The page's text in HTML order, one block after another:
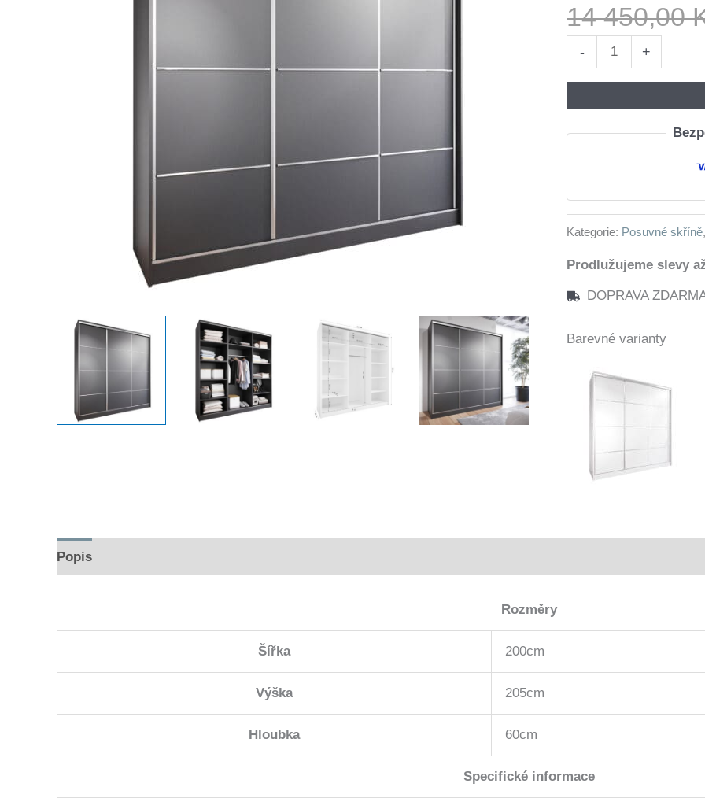
14 450,00
-
s
černá
množství
+
Kategorie: Posuvné skříně,
Prodlužujeme slevy
DOPRAVA
Barevné varianty
Popis
Rozměry
Šířka 200cm
Výška 205cm
Hloubka 60cm
Specifické informace